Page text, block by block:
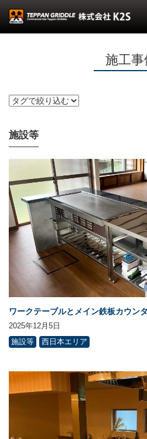
施工事
施設等
ワークテーブルとメイン鉄板カウン
2025年12月5日
施設等
西日本エリア